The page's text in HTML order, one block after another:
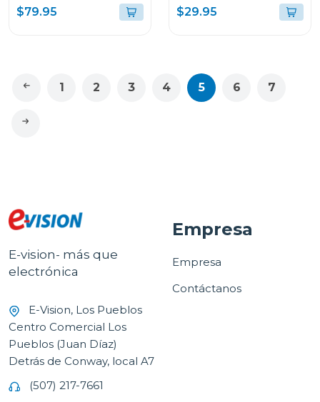
bluetooth pa12dcm
$79.95
bluam
$29.95
1 2 3 4 5 6 7
E-vision- más que
electrónica
E-Vision, Los Pueblos
Centro Comercial Los
Pueblos (Juan Díaz)
Detrás de Conway, local A7
(507) 217-7661
Empresa
Empresa
Contáctanos